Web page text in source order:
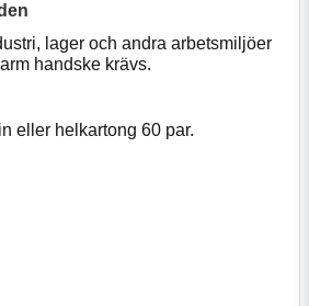
lager och andra arbetsmiljöer
handske krävs.
eller helkartong 60 par.